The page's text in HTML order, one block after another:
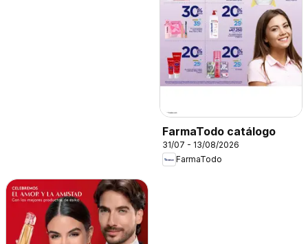
FarmaTodo catálogo
31/07 - 13/08/2026
FarmaTodo